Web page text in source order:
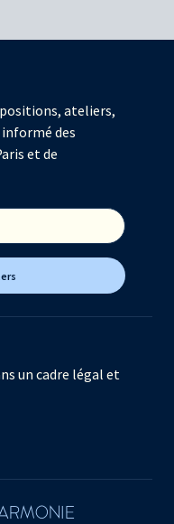
ateliers,
des
et de
un cadre légal et